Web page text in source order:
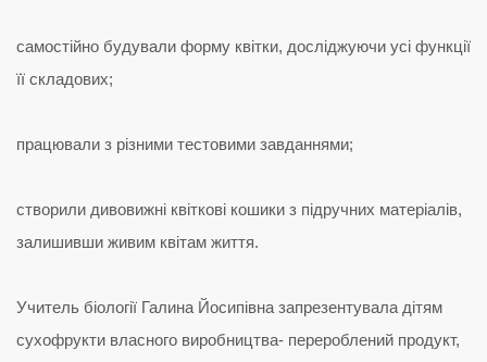
самостійно будували форму квітки, досліджуючи усі функції
її складових;
працювали з різними тестовими завданнями;
створили дивовижні квіткові кошики з підручних матеріалів,
залишивши живим квітам життя.
Учитель біології Галина Йосипівна запрезентувала дітям
сухофрукти власного виробництва- перероблений продукт,